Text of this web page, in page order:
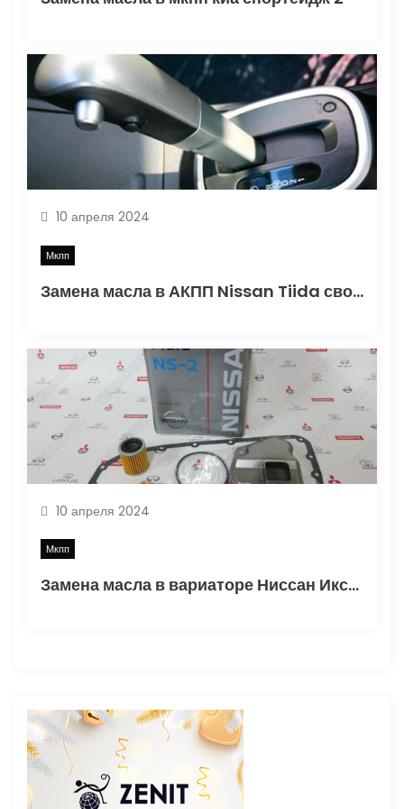
м
10 апреля 2024
Мкпп
Замена масла в АКПП Nissan Tiida своими руками: выбор смазки и необходимый объем
10 апреля 2024
Мкпп
Замена масла в вариаторе Ниссан Икстрейл Т31